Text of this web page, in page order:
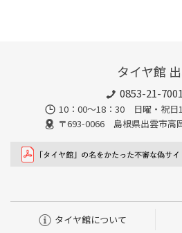
タイヤ館
0853-21-7001
10：00～18：30 日曜・祝日
〒693-0066 島根県出雲市高
タイヤ館について